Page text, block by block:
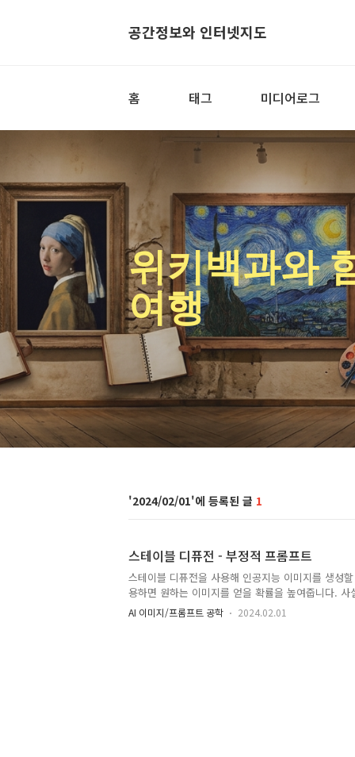
공간정보와 인터넷지도
홈 태그 미디어로그
위키백과와
여행
2024/02/01 1
스테이블 디퓨전 - 부정적 프롬프트
스테이블 디퓨전을 사용해 인공지능 이미지를 생성
용하면 원하는 이미지를 얻을 확률을 높여줍니다. 사
도 이미지를 생성할 수 있습니다. 참고: 이 글은 부정
중 하나입니다. 다른 하나는 부정적 이미지 프롬프트
가 있는 샘플링샘플링 공간(Sampling Space)요약간
사용할 경우남자 이미지를 몇장 생성해 보겠습니다.
AI 이미지/프롬프트 공학 2024.02.01